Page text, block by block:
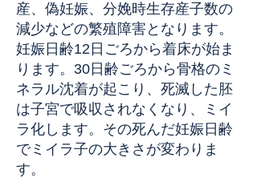
産、偽妊娠、分娩時生存産子数の
減少などの繁殖障害となります。
妊娠日齢12日ごろから着床が始ま
ります。30日齢ごろから骨格のミ
ネラル沈着が起こり、死滅した胚
は子宮で吸収されなくなり、ミイ
ラ化します。その死んだ妊娠日齢
でミイラ子の大きさが変わりま
す。